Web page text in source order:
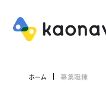
ホーム 募集職種